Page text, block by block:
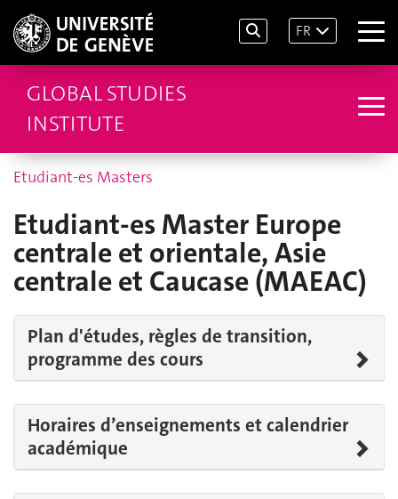
FR
GLOBAL STUDIES
INSTITUTE
Etudiant-es Masters
Etudiant-es Master Europe
centrale et orientale, Asie
centrale et Caucase (MAEAC)
Plan d'études, règles de transition,
programme des cours
Horaires d’enseignements et calendrier
académique